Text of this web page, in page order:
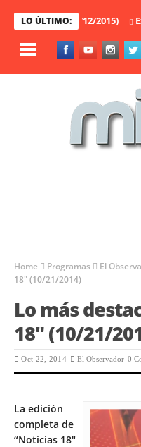
LO ÚLTIMO:(08/12/2015)
Home Programas El
18″ (10/21/2014)
Lo más
18″ (10/21/
Oct 22, 2014 El Observador 0
La edición
completa de
“Noticias 18″